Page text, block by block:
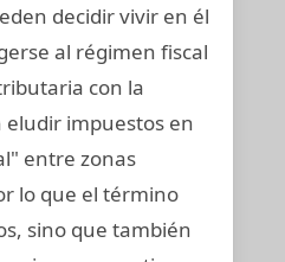
decidir vivir en él
al régimen fiscal
con la
eludir impuestos en
entre zonas
lo que el término
sino que también